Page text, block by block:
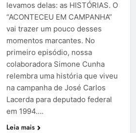
levamos delas: as HISTÓRIAS. O
“ACONTECEU EM CAMPANHA”
vai trazer um pouco desses
momentos marcantes. No
primeiro episódio, nossa
colaboradora Simone Cunha
relembra uma história que viveu
na campanha de José Carlos
Lacerda para deputado federal
em 1994….
Leia mais